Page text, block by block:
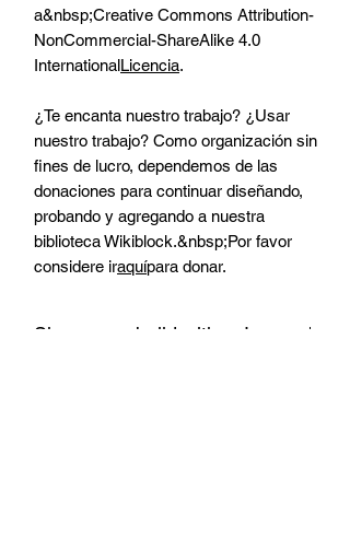
a&nbsp;Creative Commons Attribution-
NonCommercial-ShareAlike 4.0
InternationalLicencia.
¿Te encanta nuestro trabajo? ¿Usar
nuestro trabajo? Como organización sin
fines de lucro, dependemos de las
donaciones para continuar diseñando,
probando y agregando a nuestra
biblioteca Wikiblock.&nbsp;Por favor
considere iraquípara donar.
Share your build with us!